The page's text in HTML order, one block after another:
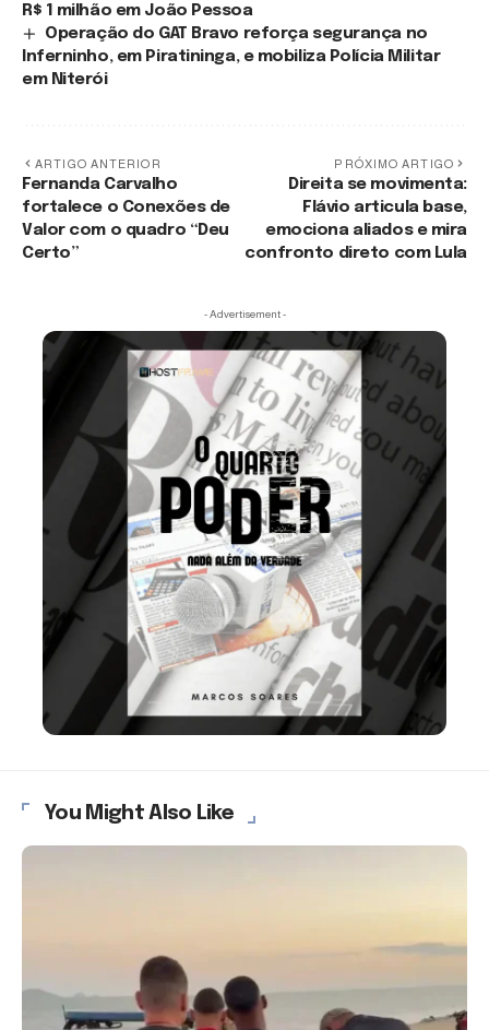
R$ 1 milhão em João Pessoa
Operação do GAT Bravo reforça segurança no
Inferninho, em Piratininga, e mobiliza Polícia Militar
em Niterói
ARTIGO ANTERIOR
Fernanda Carvalho
fortalece o Conexões de
Valor com o quadro “Deu
Certo”
PRÓXIMO ARTIGO
Direita se movimenta:
Flávio articula base,
emociona aliados e mira
confronto direto com Lula
- Advertisement -
You Might Also Like